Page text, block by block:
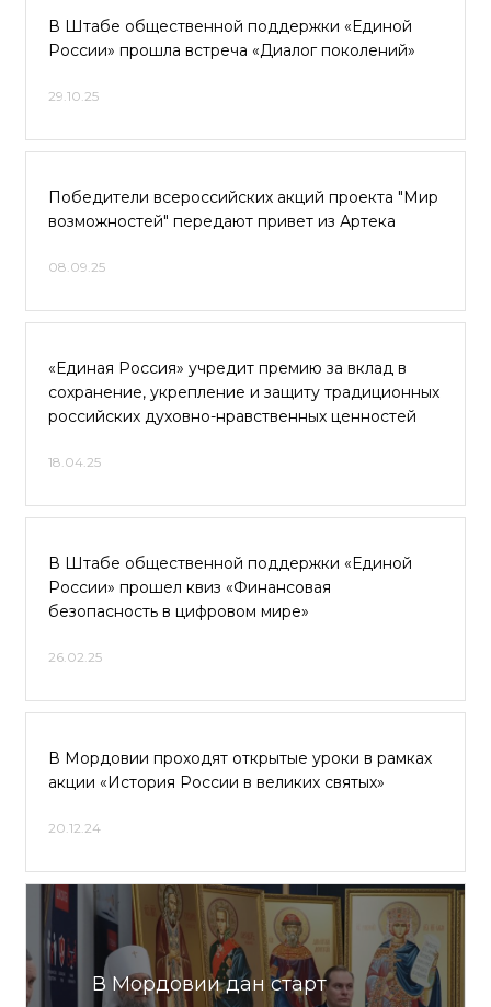
В Штабе общественной поддержки «Единой
России» прошла встреча «Диалог поколений»
29.10.25
Победители всероссийских акций проекта "Мир
возможностей" передают привет из Артека
08.09.25
«Единая Россия» учредит премию за вклад в
сохранение, укрепление и защиту традиционных
российских духовно-нравственных ценностей
18.04.25
В Штабе общественной поддержки «Единой
России» прошел квиз «Финансовая
безопасность в цифровом мире»
26.02.25
В Мордовии проходят открытые уроки в рамках
акции «История России в великих святых»
20.12.24
В Мордовии дан старт